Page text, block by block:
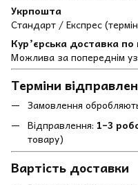
Укрпошта
Стандарт / Експрес
Кур’єрська доставка по
Можлива за попереднім
Терміни
Замовлення
Відправлення: 1–3
товару)
Вартість доставки